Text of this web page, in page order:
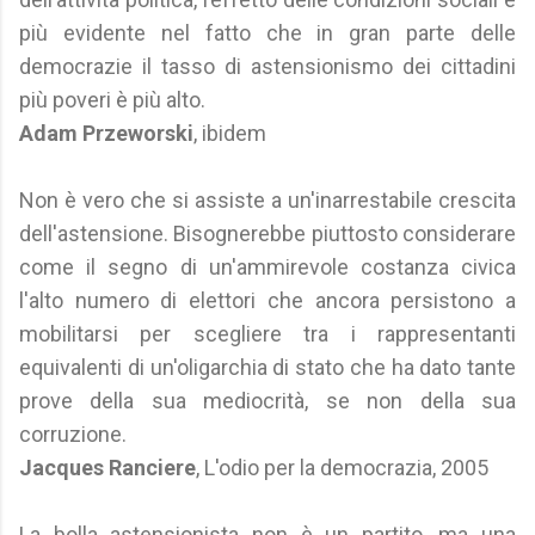
più evidente nel fatto che in gran parte delle
democrazie il tasso di astensionismo dei cittadini
più poveri è più alto.
Adam Przeworski, ibidem
Non è vero che si assiste a un'inarrestabile crescita
dell'astensione. Bisognerebbe piuttosto considerare
come il segno di un'ammirevole costanza civica
l'alto numero di elettori che ancora persistono a
mobilitarsi per scegliere tra i rappresentanti
equivalenti di un'oligarchia di stato che ha dato tante
prove della sua mediocrità, se non della sua
corruzione.
Jacques Ranciere, L'odio per la democrazia, 2005